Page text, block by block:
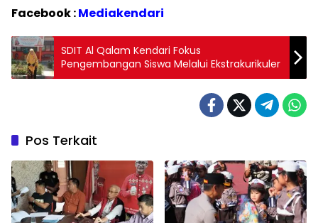
Facebook :Mediakendari
SDIT Al Qalam Kendari Fokus
Pengembangan Siswa Melalui Ekstrakurikuler
Pos Terkait